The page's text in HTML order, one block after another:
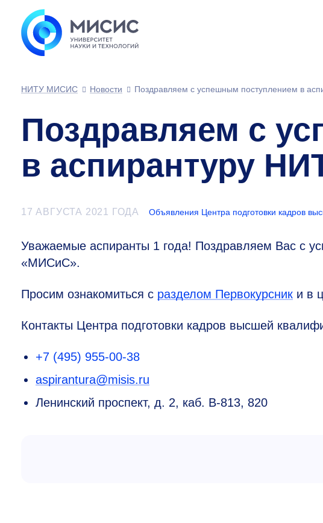
НИТУ МИСИС
Новости Поздравляем с успешным поступлением в
Поздравляем с
в аспирантуру
17 АВГУСТА 2021 ГОДА Объявления Центра подготовки кадров
Уважаемые аспиранты 1 года! Поздравляем Вас с
«МИСиС».
Просим ознакомиться с разделом Первокурсник и в
Контакты Центра подготовки кадров высшей
+7 (495) 955-00-38
aspirantura@misis.ru
Ленинский проспект, д. 2, каб. В-813, 820